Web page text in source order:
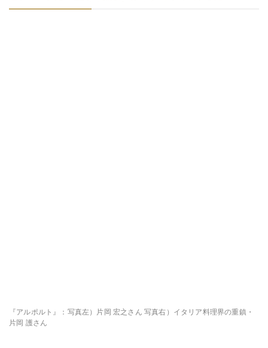
『アルポルト』：写真左）片岡 宏之さん 写真右）イタリア料理界の重鎮・
片岡 護さん